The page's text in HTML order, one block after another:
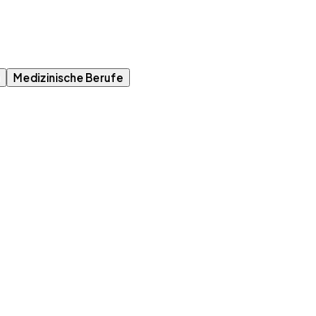
Medizinische Berufe